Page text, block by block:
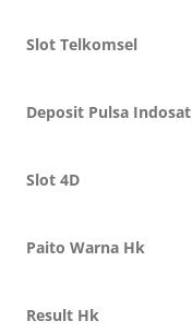
Slot Telkomsel
Deposit Pulsa Indosat
Slot 4D
Paito Warna Hk
Result Hk